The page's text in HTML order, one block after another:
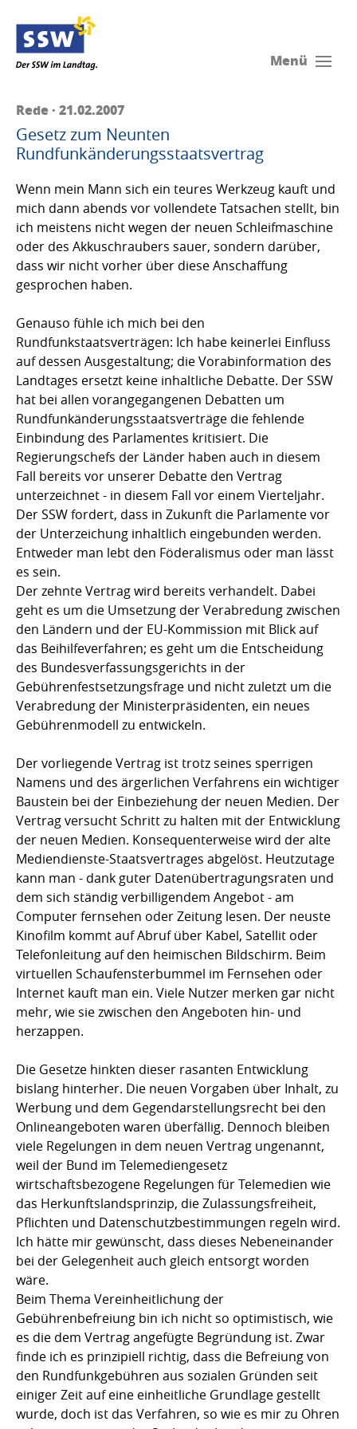
Menü
Rede · 21.02.2007
Gesetz zum Neunten
Rundfunkänderungsstaatsvertrag
Wenn mein Mann sich ein teures Werkzeug kauft und
mich dann abends vor vollendete Tatsachen stellt, bin
ich meistens nicht wegen der neuen Schleifmaschine
oder des Akkuschraubers sauer, sondern darüber,
dass wir nicht vorher über diese Anschaffung
gesprochen haben.
Genauso fühle ich mich bei den
Rundfunkstaatsverträgen: Ich habe keinerlei Einfluss
auf dessen Ausgestaltung; die Vorabinformation des
Landtages ersetzt keine inhaltliche Debatte. Der SSW
hat bei allen vorangegangenen Debatten um
Rundfunkänderungsstaatsverträge die fehlende
Einbindung des Parlamentes kritisiert. Die
Regierungschefs der Länder haben auch in diesem
Fall bereits vor unserer Debatte den Vertrag
unterzeichnet - in diesem Fall vor einem Vierteljahr.
Der SSW fordert, dass in Zukunft die Parlamente vor
der Unterzeichung inhaltlich eingebunden werden.
Entweder man lebt den Föderalismus oder man lässt
es sein.
Der zehnte Vertrag wird bereits verhandelt. Dabei
geht es um die Umsetzung der Verabredung zwischen
den Ländern und der EU-Kommission mit Blick auf
das Beihilfeverfahren; es geht um die Entscheidung
des Bundesverfassungsgerichts in der
Gebührenfestsetzungsfrage und nicht zuletzt um die
Verabredung der Ministerpräsidenten, ein neues
Gebührenmodell zu entwickeln.
Der vorliegende Vertrag ist trotz seines sperrigen
Namens und des ärgerlichen Verfahrens ein wichtiger
Baustein bei der Einbeziehung der neuen Medien. Der
Vertrag versucht Schritt zu halten mit der Entwicklung
der neuen Medien. Konsequenterweise wird der alte
Mediendienste-Staatsvertrages abgelöst. Heutzutage
kann man - dank guter Datenübertragungsraten und
dem sich ständig verbilligendem Angebot - am
Computer fernsehen oder Zeitung lesen. Der neuste
Kinofilm kommt auf Abruf über Kabel, Satellit oder
Telefonleitung auf den heimischen Bildschirm. Beim
virtuellen Schaufensterbummel im Fernsehen oder
Internet kauft man ein. Viele Nutzer merken gar nicht
mehr, wie sie zwischen den Angeboten hin- und
herzappen.
Die Gesetze hinkten dieser rasanten Entwicklung
bislang hinterher. Die neuen Vorgaben über Inhalt, zu
Werbung und dem Gegendarstellungsrecht bei den
Onlineangeboten waren überfällig. Dennoch bleiben
viele Regelungen in dem neuen Vertrag ungenannt,
weil der Bund im Telemediengesetz
wirtschaftsbezogene Regelungen für Telemedien wie
das Herkunftslandsprinzip, die Zulassungsfreiheit,
Pflichten und Datenschutzbestimmungen regeln wird.
Ich hätte mir gewünscht, dass dieses Nebeneinander
bei der Gelegenheit auch gleich entsorgt worden
wäre.
Beim Thema Vereinheitlichung der
Gebührenbefreiung bin ich nicht so optimistisch, wie
es die dem Vertrag angefügte Begründung ist. Zwar
finde ich es prinzipiell richtig, dass die Befreiung von
den Rundfunkgebühren aus sozialen Gründen seit
einiger Zeit auf eine einheitliche Grundlage gestellt
wurde, doch ist das Verfahren, so wie es mir zu Ohren